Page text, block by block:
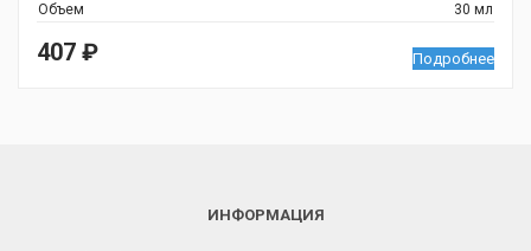
Объем
30 мл
407 ₽ Подробнее
ИНФОРМАЦИЯ